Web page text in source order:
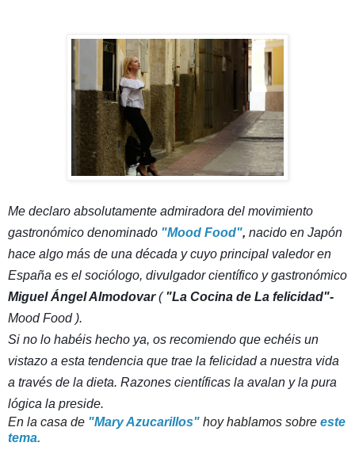
Me declaro absolutamente admiradora del movimiento
gastronómico denominado "Mood Food", nacido en Japón
hace algo más de una década y cuyo principal valedor en
España es el sociólogo, divulgador científico y gastronómico
Miguel Ángel Almodovar("La Cocina de La felicidad"-
Mood Food ).
Si no lo habéis hecho ya, os recomiendo que echéis un
vistazo a esta tendencia que trae la felicidad a nuestra vida
a través de la dieta. Razones científicas la avalan y la pura
lógica la preside.
En la casa de "Mary Azucarillos" hoy hablamos sobre este
tema.